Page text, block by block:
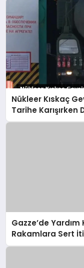
Nükleer Kıskaç
Tarihe
Gazze’de
Rakamlara Sert